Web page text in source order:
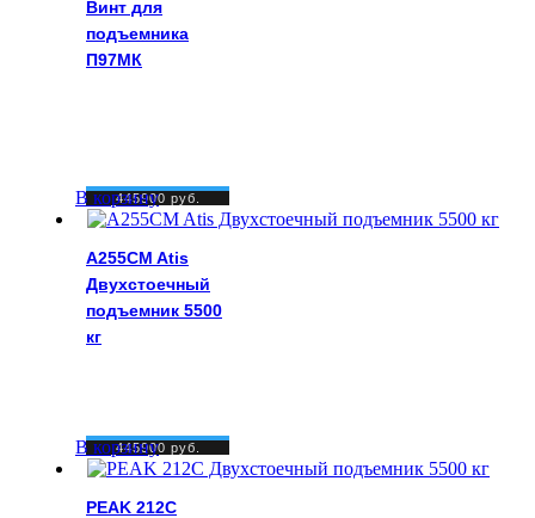
Винт для
подъемника
П97МК
В корзину
A255CM Atis
Двухстоечный
подъемник 5500
кг
445900 руб.
В корзину
PEAK 212C
445900 руб.